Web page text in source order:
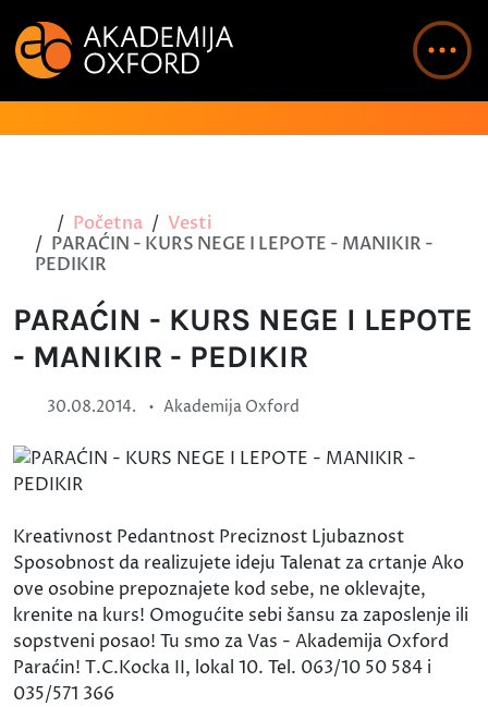
Početna
Vesti
PARAĆIN - KURS NEGE I LEPOTE - MANIKIR -
PEDIKIR
PARAĆIN - KURS NEGE I LEPOTE
- MANIKIR - PEDIKIR
30.08.2014. • Akademija Oxford
Kreativnost Pedantnost Preciznost Ljubaznost
Sposobnost da realizujete ideju Talenat za crtanje Ako
ove osobine prepoznajete kod sebe, ne oklevajte,
krenite na kurs! Omogućite sebi šansu za zaposlenje ili
sopstveni posao! Tu smo za Vas - Akademija Oxford
Paraćin! T.C.Kocka II, lokal 10. Tel. 063/10 50 584 i
035/571 366